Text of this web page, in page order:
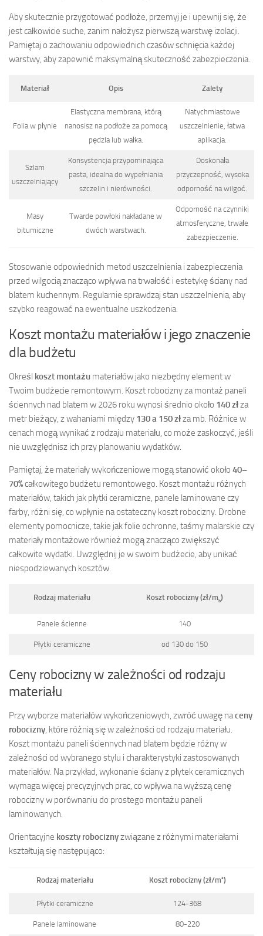
Aby skutecznie przygotować podłoże, przemyj je i upewnij się, że
jest całkowicie suche, zanim nałożysz pierwszą warstwę izolacji.
Pamiętaj o zachowaniu odpowiednich czasów schnięcia każdej
warstwy, aby zapewnić maksymalną skuteczność zabezpieczenia.
Materiał Opis Zalety
Folia w płynie
Elastyczna membrana, którą
nanosisz na podłoże za pomocą
pędzla lub wałka.
Natychmiastowe
uszczelnienie, łatwa
aplikacja.
Szlam
uszczelniający
Konsystencja przypominająca
pasta, idealna do wypełniania
szczelin i nierówności.
Doskonała
przyczepność, wysoka
odporność na wilgoć.
Masy
bitumiczne
Twarde powłoki nakładane w
dwóch warstwach.
Odporność na czynniki
atmosferyczne, trwałe
zabezpieczenie.
Stosowanie odpowiednich metod uszczelnienia i zabezpieczenia
przed wilgocią znacząco wpływa na trwałość i estetykę ściany nad
blatem kuchennym. Regularnie sprawdzaj stan uszczelnienia, aby
szybko reagować na ewentualne uszkodzenia.
Koszt montażu materiałów i jego znaczenie
dla budżetu
Określ koszt montażu materiałów jako niezbędny element w
Twoim budżecie remontowym. Koszt robocizny za montaż paneli
ściennych nad blatem w 2026 roku wynosi średnio około 140 złza
metr bieżący, z wahaniami między 130 a 150 złza mb. Różnice w
cenach mogą wynikać z rodzaju materiału, co może zaskoczyć, jeśli
nie uwzględnisz ich przy planowaniu wydatków.
Pamiętaj, że materiały wykończeniowe mogą stanowić około 40–
70%całkowitego budżetu remontowego. Koszt montażu różnych
materiałów, takich jak płytki ceramiczne, panele laminowane czy
farby, różni się, co wpłynie na ostateczny koszt robocizny. Drobne
elementy pomocnicze, takie jak folie ochronne, taśmy malarskie czy
materiały montażowe również mogą znacząco zwiększyć
całkowite wydatki. Uwzględnij je w swoim budżecie, aby unikać
niespodziewanych kosztów.
Rodzaj materiału Koszt robocizny (zł/mb)
Panele ścienne 140
Płytki ceramiczne od 130 do 150
Ceny robocizny w zależności od rodzaju
materiału
Przy wyborze materiałów wykończeniowych, zwróć uwagę naceny
robocizny, które różnią się w zależności od rodzaju materiału.
Koszt montażu paneli ściennych nad blatem będzie różny w
zależności od wybranego stylu i charakterystyki zastosowanych
materiałów. Na przykład, wykonanie ściany z płytek ceramicznych
wymaga więcej precyzyjnych prac, co wpływa na wyższą cenę
robocizny w porównaniu do prostego montażu paneli
laminowanych.
Orientacyjne koszty robociznyzwiązane z różnymi materiałami
kształtują się następująco:
Rodzaj materiału Koszt robocizny (zł/m²)
Płytki ceramiczne 124-368
Panele laminowane 80-220